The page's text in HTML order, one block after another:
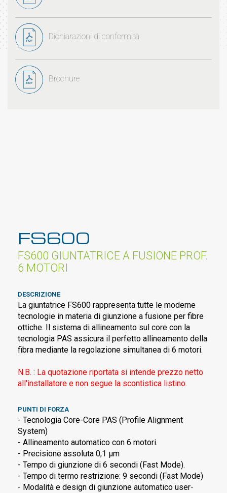
Dichiarazioni di conformità
Brochure
FS600
FS600 GIUNTATRICE A FUSIONE PROF.
6 MOTORI
DESCRIZIONE
La giuntatrice FS600 rappresenta tutte le moderne
tecnologie in materia di giunzione a fusione per fibre
ottiche. Il sistema di allineamento sul core con la
tecnologia PAS assicura il perfetto allineamento della
fibra mediante la regolazione simultanea di 6 motori.
N.B. : La quotazione riportata si intende prezzo netto
all'installatore e non segue la scontistica listino.
PUNTI DI FORZA
- Tecnologia Core-Core PAS (Profile Alignment
System)
- Allineamento automatico con 6 motori.
- Precisione assoluta 0,1 µm
- Tempo di giunzione di 6 secondi (Fast Mode).
- Tempo di termo restrizione: 9 secondi (Fast Mode)
- Modalità e design di giunzione automatico user-